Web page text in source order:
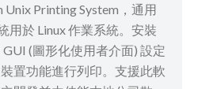
Unix Printing System，通用
用於 Linux 作業系統。安裝
(圖形化使用者介面) 設定
置功能進行列印。支援此軟